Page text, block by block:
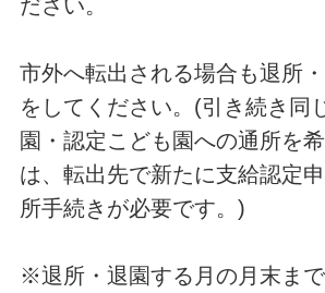
ださい。
市外へ転出される場合も退所
をしてください。(引き続き同
園・認定こども園への通所を
は、転出先で新たに支給認定
所手続きが必要です。)
※退所・退園する月の月末ま